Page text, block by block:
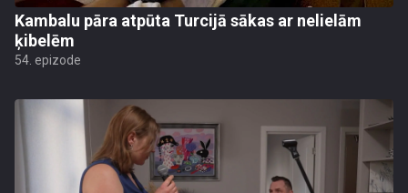
Kambalu pāra atpūta Turcijā sākas ar nelielām
ķibelēm
54. epizode